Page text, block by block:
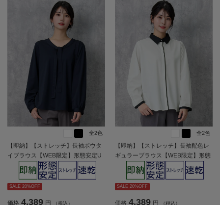
全2色
【即納】【ストレッチ】長袖ボウタ
イブラウス【WEB限定】形態安定U
Vカット通年【レディース】
SALE 20%OFF
価格 4,389 円 （税込）
全2色
【即納】【ストレッチ】長袖配色レ
ギュラーブラウス【WEB限定】形態
安定UVカット通年【レディース】
SALE 20%OFF
価格 4,389 円 （税込）